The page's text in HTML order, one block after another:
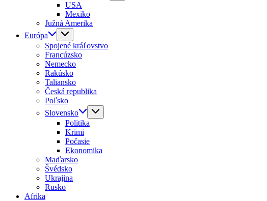
USA
Mexiko
Južná Amerika
Európa
Spojené kráľovstvo
Francúzsko
Nemecko
Rakúsko
Taliansko
Česká republika
Poľsko
Slovensko
Politika
Krimi
Počasie
Ekonomika
Maďarsko
Švédsko
Ukrajina
Rusko
Afrika